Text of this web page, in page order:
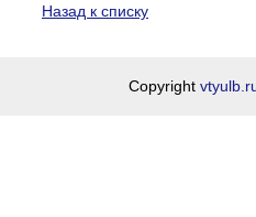
Назад к списку
Copyright